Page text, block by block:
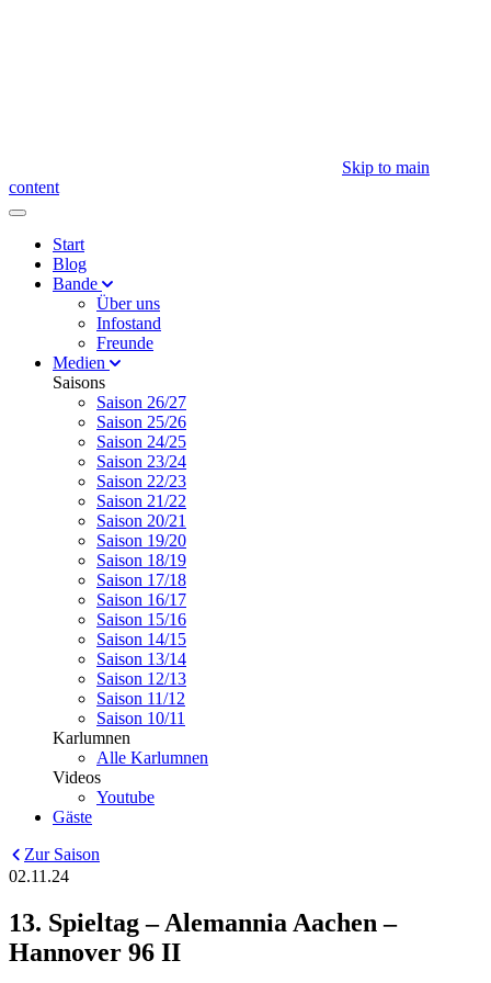
Skip to main
content
Start
Blog
Bande
Über uns
Infostand
Freunde
Medien
Saisons
Saison 26/27
Saison 25/26
Saison 24/25
Saison 23/24
Saison 22/23
Saison 21/22
Saison 20/21
Saison 19/20
Saison 18/19
Saison 17/18
Saison 16/17
Saison 15/16
Saison 14/15
Saison 13/14
Saison 12/13
Saison 11/12
Saison 10/11
Karlumnen
Alle Karlumnen
Videos
Youtube
Gäste
Zur Saison
02.11.24
13. Spieltag – Alemannia Aachen –
Hannover 96 II